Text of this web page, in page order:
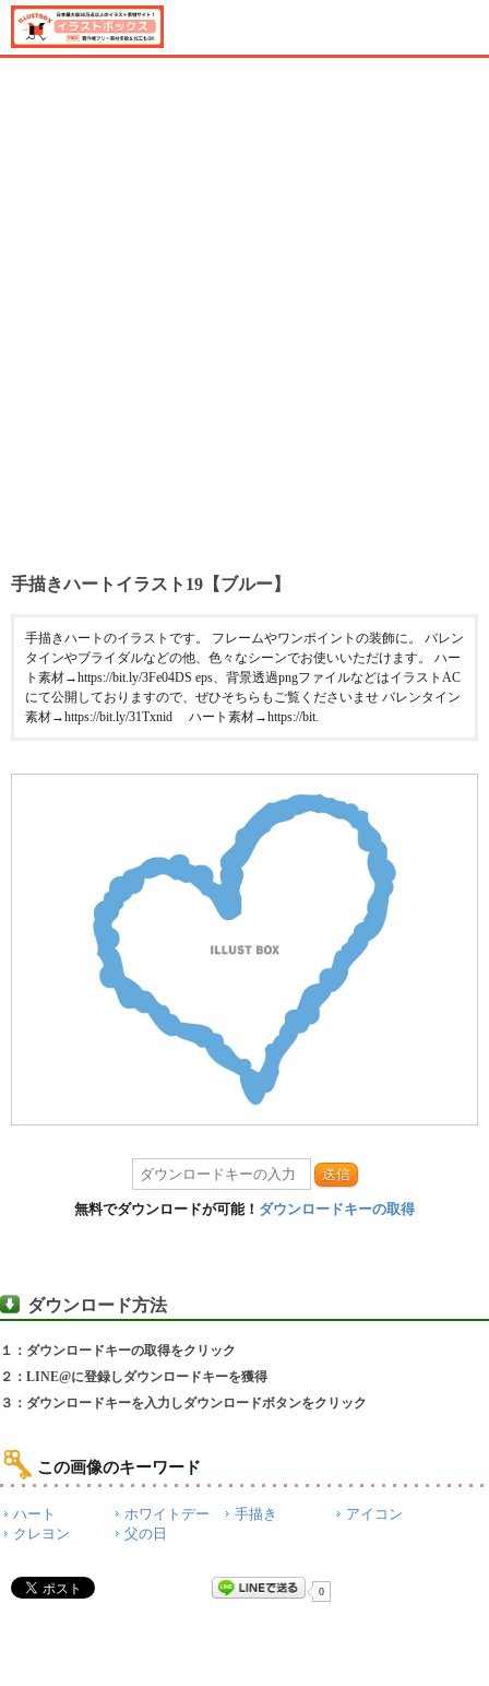
手描きハートイラスト19【ブルー】
手描きハートのイラストです。 フレームやワンポイントの装飾に。 バレン
タインやブライダルなどの他、色々なシーンでお使いいただけます。 ハー
ト素材→https://bit.ly/3Fe04DS eps、背景透過pngファイルなどはイラストAC
にて公開しておりますので、ぜひそちらもご覧くださいませ バレンタイン
素材→https://bit.ly/31Txnid ハート素材→https://bit.
送信
無料でダウンロードが可能！ ダウンロードキーの取得
ダウンロード方法
１：ダウンロードキーの取得をクリック
２：LINE@に登録しダウンロードキーを獲得
３：ダウンロードキーを入力しダウンロードボタンをクリック
この画像のキーワード
ハート ホワイトデー 手描き
アイコン
クレヨン
父の日
0